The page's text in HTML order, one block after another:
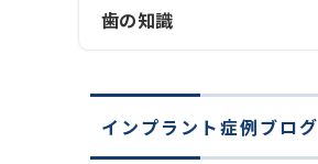
歯の知識
インプラント症例ブログ